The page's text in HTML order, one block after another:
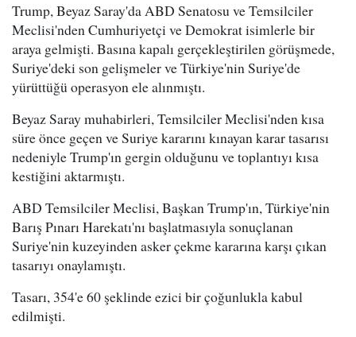
Trump, Beyaz Saray'da ABD Senatosu ve Temsilciler
Meclisi'nden Cumhuriyetçi ve Demokrat isimlerle bir
araya gelmişti. Basına kapalı gerçekleştirilen görüşmede,
Suriye'deki son gelişmeler ve Türkiye'nin Suriye'de
yürüttüğü operasyon ele alınmıştı.
Beyaz Saray muhabirleri, Temsilciler Meclisi'nden kısa
süre önce geçen ve Suriye kararını kınayan karar tasarısı
nedeniyle Trump'ın gergin olduğunu ve toplantıyı kısa
kestiğini aktarmıştı.
ABD Temsilciler Meclisi, Başkan Trump'ın, Türkiye'nin
Barış Pınarı Harekatı'nı başlatmasıyla sonuçlanan
Suriye'nin kuzeyinden asker çekme kararına karşı çıkan
tasarıyı onaylamıştı.
Tasarı, 354'e 60 şeklinde ezici bir çoğunlukla kabul
edilmişti.